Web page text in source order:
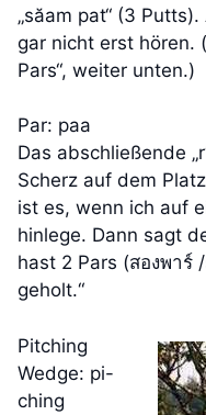
„săam pat“ (3
gar nicht erst hören.
Pars“, weiter unten.)
Par: paa
Das abschließende
Scherz auf dem
ist es, wenn ich auf
hinlege. Dann sagt
hast 2 Pars (สองพาร์
geholt.“
Pitching
Wedge: pi-
ching